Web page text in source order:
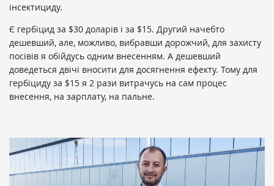
інсектициду.
Є гербіцид за $30 доларів і за $15. Другий начебто
дешевший, але, можливо, вибравши дорожчий, для захисту
посівів я обійдусь одним внесенням. А дешевший
доведеться двічі вносити для досягнення ефекту. Тому для
гербіциду за $15 я 2 рази витрачусь на сам процес
внесення, на зарплату, на пальне.